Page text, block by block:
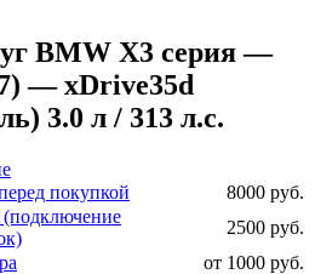
BMW X3 серия —
— xDrive35d
3.0 л / 313 л.с.
покупкой
8000 руб.
(подключение
2500 руб.
от 1000 руб.